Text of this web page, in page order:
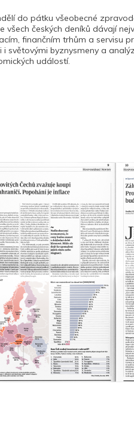
do pátku všeobecné
všech českých deníků dávají
finančním trhům a servisu
světovými byznysmeny a
událostí.